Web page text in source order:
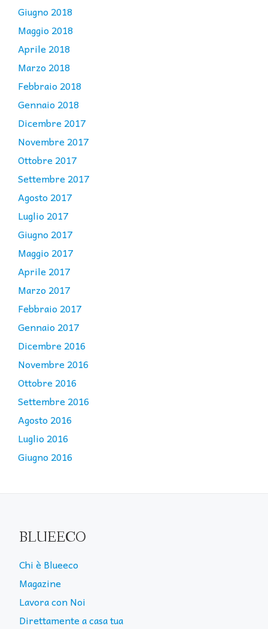
Giugno 2018
Maggio 2018
Aprile 2018
Marzo 2018
Febbraio 2018
Gennaio 2018
Dicembre 2017
Novembre 2017
Ottobre 2017
Settembre 2017
Agosto 2017
Luglio 2017
Giugno 2017
Maggio 2017
Aprile 2017
Marzo 2017
Febbraio 2017
Gennaio 2017
Dicembre 2016
Novembre 2016
Ottobre 2016
Settembre 2016
Agosto 2016
Luglio 2016
Giugno 2016
BLUEECO
Chi è Blueeco
Magazine
Lavora con Noi
Direttamente a casa tua